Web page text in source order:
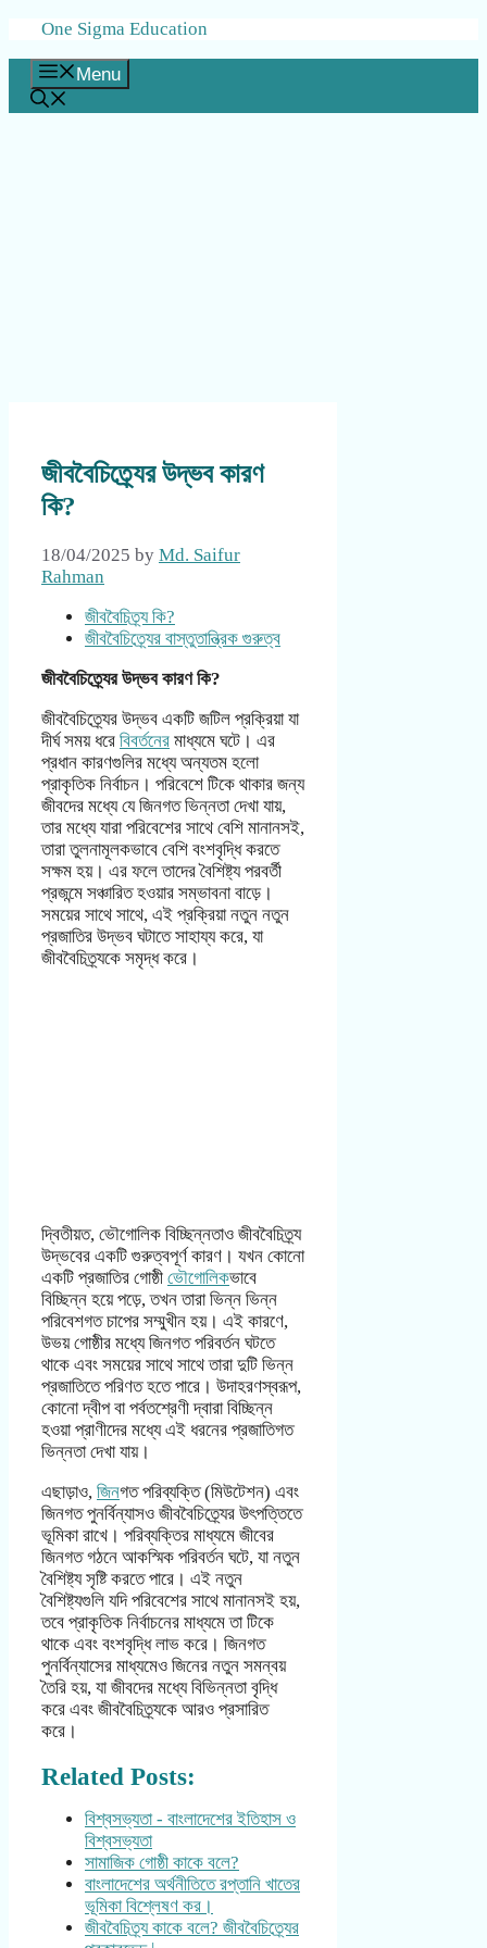
Skip
content
One Sigma Education
Menu
জীববৈচিত্র্যের উদ্ভব কারণ
কি?
18/04/2025 by Md. Saifur
Rahman
জীববৈচিত্র্য কি?
জীববৈচিত্র্যের বাস্তুতান্ত্রিক গুরুত্ব
জীববৈচিত্র্যের উদ্ভব কারণ কি?
জীববৈচিত্র্যের উদ্ভব একটি জটিল প্রক্রিয়া যা
দীর্ঘ সময় ধরে বিবর্তনের মাধ্যমে ঘটে। এর
প্রধান কারণগুলির মধ্যে অন্যতম হলো
প্রাকৃতিক নির্বাচন। পরিবেশে টিকে থাকার জন্য
জীবদের মধ্যে যে জিনগত ভিন্নতা দেখা যায়,
তার মধ্যে যারা পরিবেশের সাথে বেশি মানানসই,
তারা তুলনামূলকভাবে বেশি বংশবৃদ্ধি করতে
সক্ষম হয়। এর ফলে তাদের বৈশিষ্ট্য পরবর্তী
প্রজন্মে সঞ্চারিত হওয়ার সম্ভাবনা বাড়ে।
সময়ের সাথে সাথে, এই প্রক্রিয়া নতুন নতুন
প্রজাতির উদ্ভব ঘটাতে সাহায্য করে, যা
জীববৈচিত্র্যকে সমৃদ্ধ করে।
দ্বিতীয়ত, ভৌগোলিক বিচ্ছিন্নতাও জীববৈচিত্র্য
উদ্ভবের একটি গুরুত্বপূর্ণ কারণ। যখন কোনো
একটি প্রজাতির গোষ্ঠী ভৌগোলিকভাবে
বিচ্ছিন্ন হয়ে পড়ে, তখন তারা ভিন্ন ভিন্ন
পরিবেশগত চাপের সম্মুখীন হয়। এই কারণে,
উভয় গোষ্ঠীর মধ্যে জিনগত পরিবর্তন ঘটতে
থাকে এবং সময়ের সাথে সাথে তারা দুটি ভিন্ন
প্রজাতিতে পরিণত হতে পারে। উদাহরণস্বরূপ,
কোনো দ্বীপ বা পর্বতশ্রেণী দ্বারা বিচ্ছিন্ন
হওয়া প্রাণীদের মধ্যে এই ধরনের প্রজাতিগত
ভিন্নতা দেখা যায়।
এছাড়াও, জিনগত পরিব্যক্তি (মিউটেশন) এবং
জিনগত পুনর্বিন্যাসও জীববৈচিত্র্যের উৎপত্তিতে
ভূমিকা রাখে। পরিব্যক্তির মাধ্যমে জীবের
জিনগত গঠনে আকস্মিক পরিবর্তন ঘটে, যা নতুন
বৈশিষ্ট্য সৃষ্টি করতে পারে। এই নতুন
বৈশিষ্ট্যগুলি যদি পরিবেশের সাথে মানানসই হয়,
তবে প্রাকৃতিক নির্বাচনের মাধ্যমে তা টিকে
থাকে এবং বংশবৃদ্ধি লাভ করে। জিনগত
পুনর্বিন্যাসের মাধ্যমেও জিনের নতুন সমন্বয়
তৈরি হয়, যা জীবদের মধ্যে বিভিন্নতা বৃদ্ধি
করে এবং জীববৈচিত্র্যকে আরও প্রসারিত
করে।
Related Posts:
বিশ্বসভ্যতা - বাংলাদেশের ইতিহাস ও
বিশ্বসভ্যতা
সামাজিক গোষ্ঠী কাকে বলে?
বাংলাদেশের অর্থনীতিতে রপ্তানি খাতের
ভূমিকা বিশ্লেষণ কর।
জীববৈচিত্র্য কাকে বলে? জীববৈচিত্র্যের